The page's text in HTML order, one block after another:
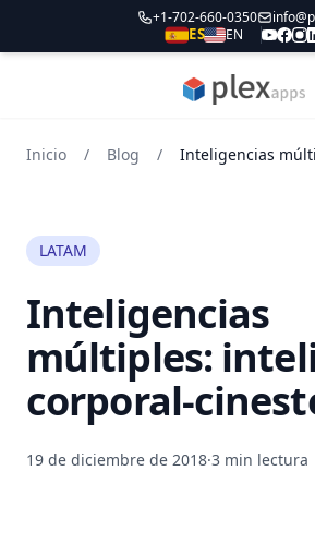
+1-702-660-0350
ES EN
PLEXapps
Inicio / Blog /
LATAM
Inteligencias
múltiples:
corporal-
19 de diciembre de 2018·3 min lectura